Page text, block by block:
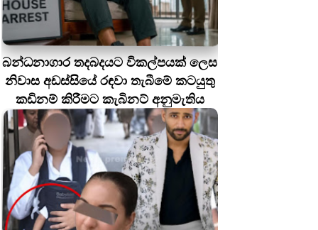
බන්ධනාගාර තදබදයට විකල්පයක් ලෙස
නිවාස අඩස්සියේ රඳවා තැබීමේ කටයුතු
කඩිනම් කිරීමට කැබිනට් අනුමැතිය